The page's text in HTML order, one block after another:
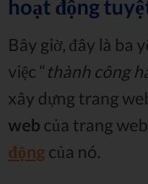
hoạt động
Bây giờ, đây là ba
việc “ thành công
xây dựng trang
web của trang
động của nó.